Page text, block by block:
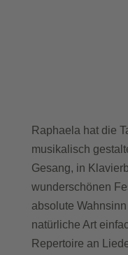
Raphaela hat die
musikalisch
Gesang, in
wunderschönen
absolute
natürliche Art
Repertoire an